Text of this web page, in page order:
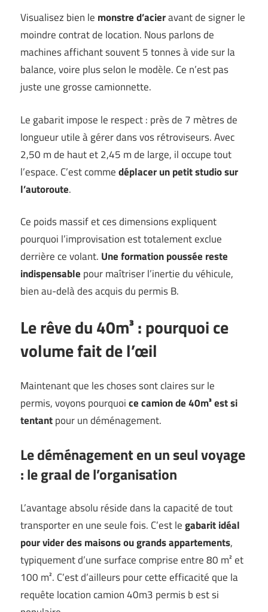
Visualisez bien le monstre d’acieravant de signer le
moindre contrat de location. Nous parlons de
machines affichant souvent 5 tonnes à vide sur la
balance, voire plus selon le modèle. Ce n’est pas
juste une grosse camionnette.
Le gabarit impose le respect : près de 7 mètres de
longueur utile à gérer dans vos rétroviseurs. Avec
2,50 m de haut et 2,45 m de large, il occupe tout
l’espace. C’est commedéplacer un petit studio sur
l’autoroute.
Ce poids massif et ces dimensions expliquent
pourquoi l’improvisation est totalement exclue
derrière ce volant. Une formation poussée reste
indispensable pour maîtriser l’inertie du véhicule,
bien au-delà des acquis du permis B.
Le rêve du 40m³ : pourquoi ce
volume fait de l’œil
Maintenant que les choses sont claires sur le
permis, voyons pourquoice camion de 40m³ est si
tentantpour un déménagement.
Le déménagement en un seul voyage
: le graal de l’organisation
L’avantage absolu réside dans la capacité de tout
transporter en une seule fois. C’est legabarit idéal
pour vider des maisons ou grands appartements,
typiquement d’une surface comprise entre 80 m² et
100 m². C’est d’ailleurs pour cette efficacité que la
requête location camion 40m3 permis b est si